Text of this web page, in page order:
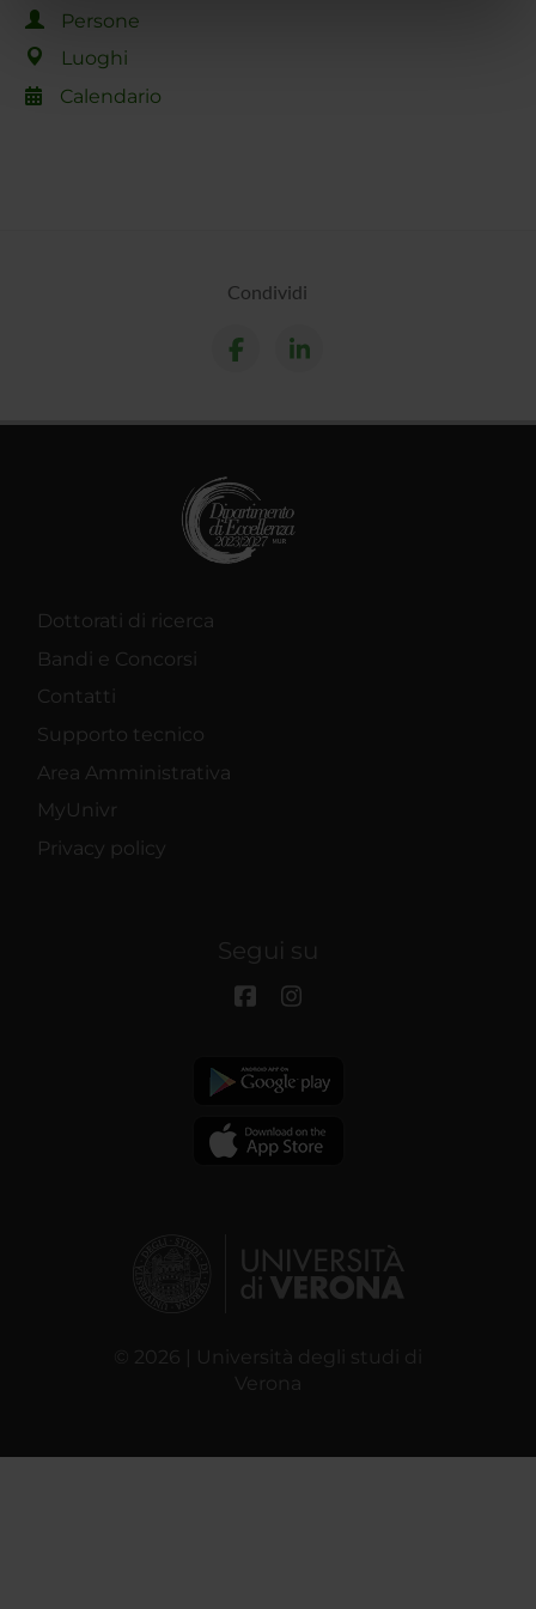
nostri partner che si occupano di analisi dei dati web,
pubblicità e social media, i quali potrebbero combinarle
con altre informazioni che hai fornito loro o che hanno
Persone
Luoghi
Calendario
Condividi
Dottorati di ricerca
Bandi e Concorsi
Contatti
Supporto tecnico
Area Amministrativa
MyUnivr
Privacy policy
Segui su
© 2026 | Università degli studi di
Verona